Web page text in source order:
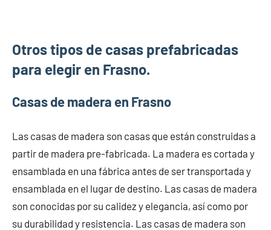
Otros tipos de casas prefabricadas
para elegir en Frasno.
Casas de madera en Frasno
Las casas de madera son casas que están construidas a
partir de madera pre-fabricada. La madera es cortada y
ensamblada en una fábrica antes de ser transportada y
ensamblada en el lugar de destino. Las casas de madera
son conocidas por su calidez y elegancia, así como por
su durabilidad y resistencia. Las casas de madera son